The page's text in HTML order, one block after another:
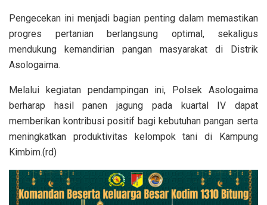
Pengecekan ini menjadi bagian penting dalam memastikan
progres pertanian berlangsung optimal, sekaligus
mendukung kemandirian pangan masyarakat di Distrik
Asologaima.
Melalui kegiatan pendampingan ini, Polsek Asologaima
berharap hasil panen jagung pada kuartal IV dapat
memberikan kontribusi positif bagi kebutuhan pangan serta
meningkatkan produktivitas kelompok tani di Kampung
Kimbim.(rd)